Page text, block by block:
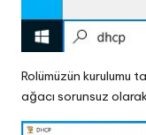
Rolümüzün kurulumu
ağacı sorunsuz